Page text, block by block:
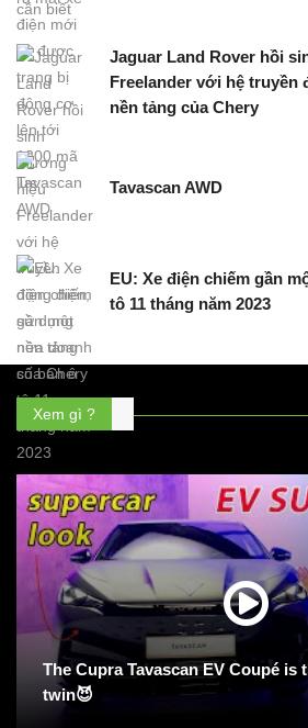
Jaguar Land Rover hồi
Freelander với hệ truyền
nền tảng của Chery
Tavascan AWD
EU: Xe điện chiếm gần
tô 11 tháng năm 2023
Xem gì ?
The Cupra Tavascan EV Coupé is
twin😈